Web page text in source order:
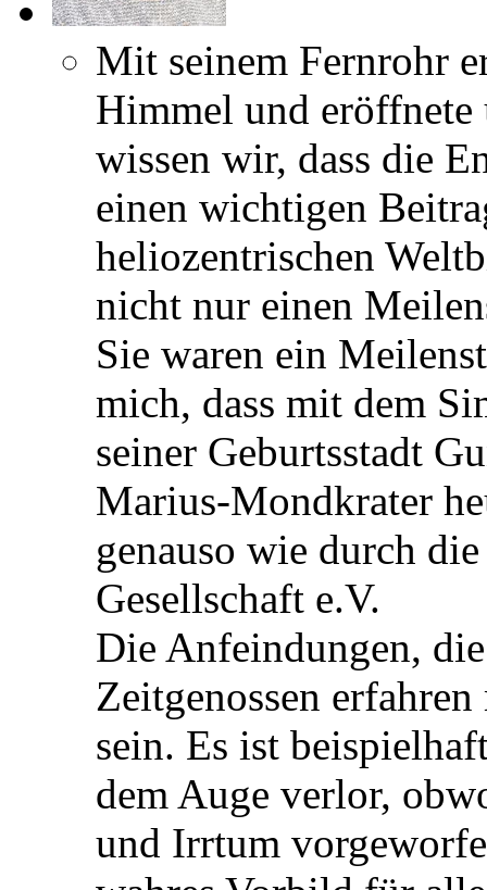
Mit seinem Fernrohr
Himmel und eröffnete
wissen wir, dass die
einen wichtigen
heliozentrischen
nicht nur einen
Sie waren ein
mich, dass mit dem
seiner Geburtsstadt
Marius-Mondkrater
genauso wie durch
Gesellschaft e.V.
Die Anfeindungen,
Zeitgenossen
sein. Es ist
dem Auge verlor,
und Irrtum